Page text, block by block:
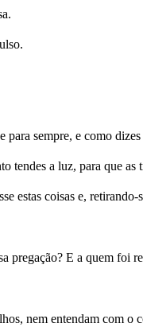
sempre, e como
a luz, para que
estas coisas e, retirando-
pregação? E a quem foi
nem entendam com o